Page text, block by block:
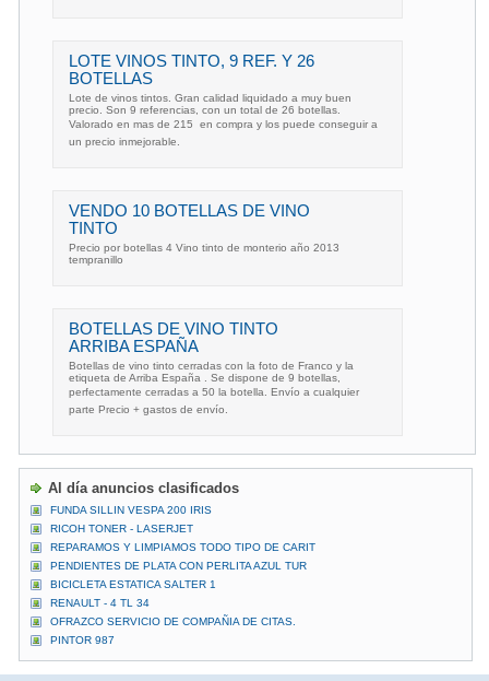
LOTE VINOS TINTO, 9 REF. Y 26
BOTELLAS
Lote de vinos tintos. Gran calidad liquidado a muy buen
precio. Son 9 referencias, con un total de 26 botellas.
Valorado en mas de 215  en compra y los puede conseguir a
un precio inmejorable.
VENDO 10 BOTELLAS DE VINO
TINTO
Precio por botellas 4 Vino tinto de monterio año 2013
tempranillo
BOTELLAS DE VINO TINTO
ARRIBA ESPAÑA
Botellas de vino tinto cerradas con la foto de Franco y la
etiqueta de Arriba España . Se dispone de 9 botellas,
perfectamente cerradas a 50 la botella. Envío a cualquier
parte Precio + gastos de envío.
Al día anuncios clasificados
FUNDA SILLIN VESPA 200 IRIS
RICOH TONER - LASERJET
REPARAMOS Y LIMPIAMOS TODO TIPO DE CARIT
PENDIENTES DE PLATA CON PERLITA AZUL TUR
BICICLETA ESTATICA SALTER 1
RENAULT - 4 TL 34
OFRAZCO SERVICIO DE COMPAÑIA DE CITAS.
PINTOR 987